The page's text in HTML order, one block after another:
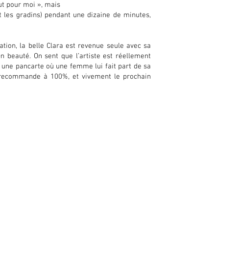
pour moi », mais
gradins) pendant une dizaine de minutes,
la belle Clara est revenue seule avec sa
beauté. On sent que l’artiste est réellement
pancarte où une femme lui fait part de sa
à 100%, et vivement le prochain